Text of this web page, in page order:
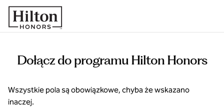
Przejdź do treści
Dołącz do programu Hilton Honors
Wszystkie pola są obowiązkowe, chyba że wskazano
inaczej.